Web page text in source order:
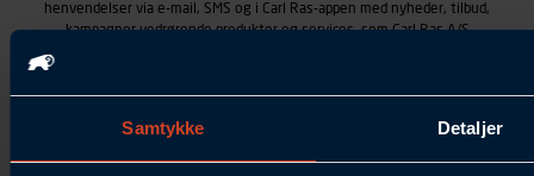
Samtykke Detaljer
henvendelser via e-mail, SMS og i Carl Ras-appen med nyheder, tilbud,
kampagner vedrørende produkter og services, som Carl Ras A/S
(besøgs- og søgehistorik), samt dine tidligere køb (købshistorik).
behandle ovennævnte personoplysninger. Du kan trække dit
samtykke tilbage ved at trykke "Afmeld" i bunden af hver